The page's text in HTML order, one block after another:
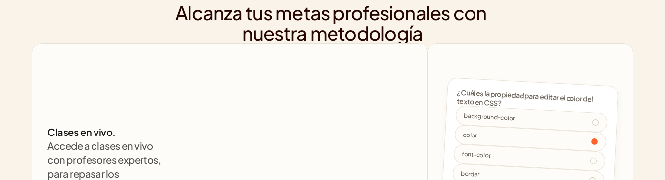
Alcanza tus metas profesionales con
nuestra metodología
Clases en vivo.
Accede a clases en vivo
con profesores expertos,
para repasar los
texto en CSS?
background-color
color
font-color
border